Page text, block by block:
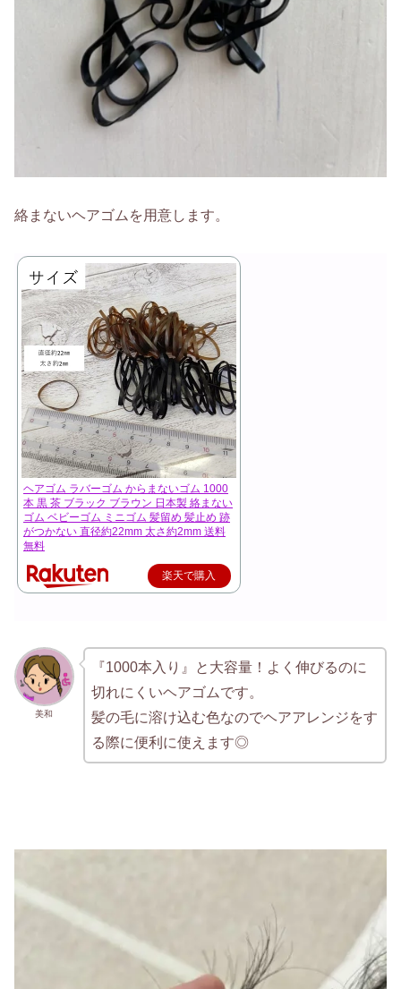
絡まないヘアゴムを用意します。
ヘアゴム ラバーゴム からまないゴム 1000
本 黒 茶 ブラック ブラウン 日本製 絡まない
ゴム ベビーゴム ミニゴム 髪留め 髪止め 跡
がつかない 直径約22mm 太さ約2mm 送料
無料
楽天で購入
美和
『1000本入り』と大容量！よく伸びるのに
切れにくいヘアゴムです。
髪の毛に溶け込む色なのでヘアアレンジをす
る際に便利に使えます◎